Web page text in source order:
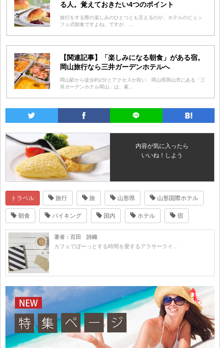
る人。覚えておきたい4つのポイント
旅行をする際の楽しみのひとつとも言えるのが、ホテルのビュッ
フェ式朝食ですよね。ですが、...
【関連記事】「楽しみになる朝食」がある宿。
岡山旅行なら三井ガーデンホテルへ
岡山駅から徒歩約2分とアクセスが良い、岡山県岡山市にある「三
井ガーデンホテル岡山」は、素...
内容が気に入ったら
いいね！しよう
トラベル 旅行 旅 山形県 山形国際ホテル
朝食 バイキング 国内 ホテル 宿
著者：百田 詩織
カフェでぼーっとする時間を愛するアラサーライ…